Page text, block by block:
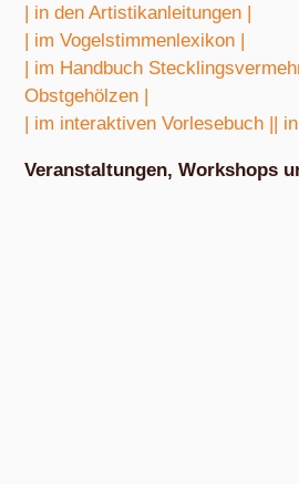
| in den Artistikanleitungen |
| im Vogelstimmenlexikon |
| im Handbuch
Obstgehölzen |
| im interaktiven Vorlesebuch ||
Veranstaltungen, Workshops